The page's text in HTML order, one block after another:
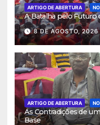
ARTIGO DE ABERTURA
A Batalha pelo Futuro
8 DE AGOSTO, 2026
ARTIGO DE ABERTURA
As Contradições de
Base